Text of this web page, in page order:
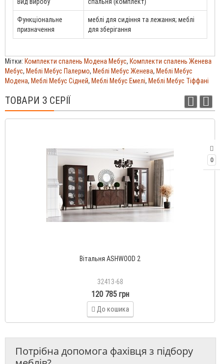
0
Функціональне
призначення
меблі для сидіння та лежання; меблі
для зберігання
Мітки: Комплекти спалень Модена Мебус, Комплекти спалень Женева
Мебус, Меблі Мебус Палермо, Меблі Мебус Женева, Меблі Мебус
Модена, Меблі Мебус Сідней, Меблі Мебус Емелі, Меблі Мебус Тіффані
ТОВАРИ З СЕРІЇ
Вітальня ASHWOOD 2
32413-68
120 785 грн
До кошика
Потрібна допомога фахівця з підбору